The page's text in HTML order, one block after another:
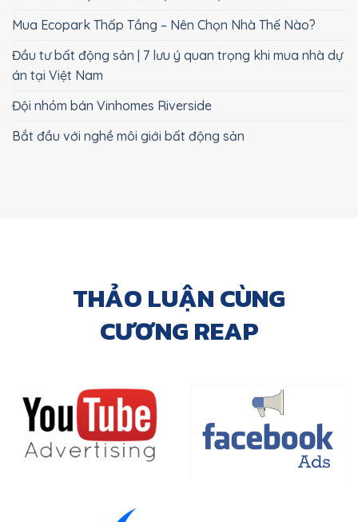
Mua Ecopark Thấp Tầng – Nên Chọn Nhà Thế Nào?
Đầu tư bất động sản | 7 lưu ý quan trọng khi mua nhà dự
án tại Việt Nam
Đội nhóm bán Vinhomes Riverside
Bắt đầu với nghề môi giới bất động sản
THẢO LUẬN CÙNG
CƯƠNG REAP